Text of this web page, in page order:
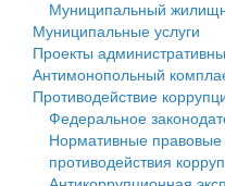
Деятельность МУ
Нормативы
Правила
Генеральные планы
Муниципальный
Муниципальные услуги
Проекты
Антимонопольный
Противодействие
Федеральное
Нормативные
противодействия